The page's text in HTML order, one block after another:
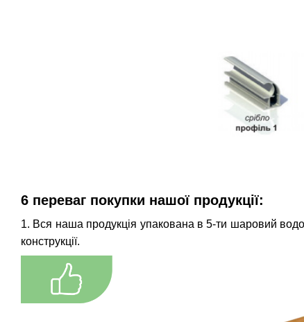
6 переваг покупки нашої продукції:
1. Вся наша продукція упакована в 5-ти шаровий
конструкції.